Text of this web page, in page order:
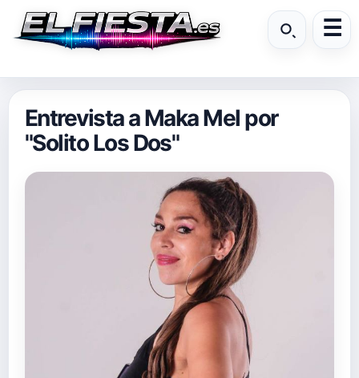
Entrevista a Maka Mel por
"Solito Los Dos"